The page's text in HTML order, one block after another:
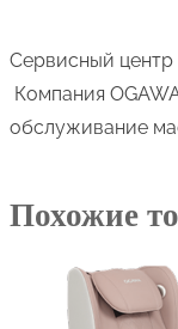
Сервисный центр
Компания
обслуживание
Похожие